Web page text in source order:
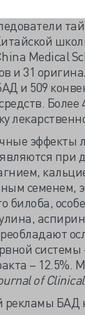
очень
Medical
и 31
и 509
эффекты
при
семенем,
билоба,
системы
– 12.5%.
of
рекламы БАД